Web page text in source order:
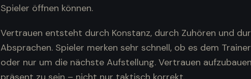
Spieler öffnen können.
Vertrauen entsteht durch Konstanz, durch Zuhören und
Absprachen. Spieler merken sehr schnell, ob es dem
oder nur um die nächste Aufstellung. Vertrauen